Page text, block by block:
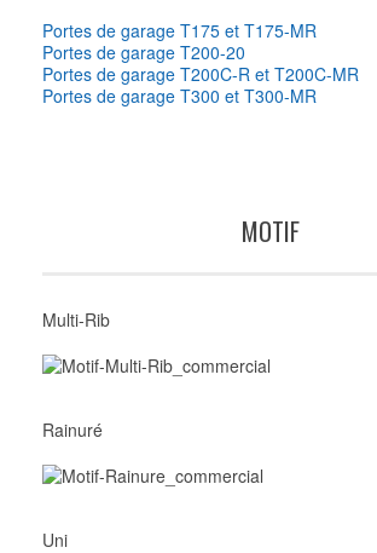
Portes de garage T175 et T175-MR
Portes de garage T200-20
Portes de garage T200C-R et T200C-MR
Portes de garage T300 et T300-MR
MOTIF
Multi-Rib
Rainuré
Uni